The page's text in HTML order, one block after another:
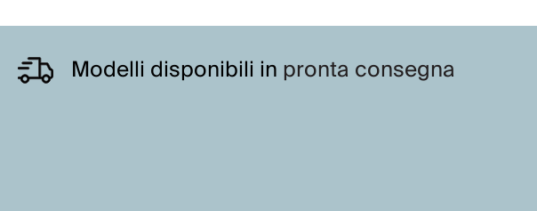
Modelli disponibili in pronta consegna